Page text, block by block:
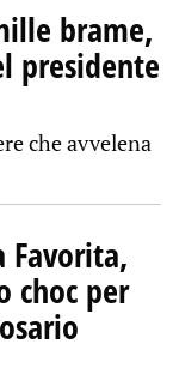
brame,
presidente
che avvelena
Favorita,
choc per